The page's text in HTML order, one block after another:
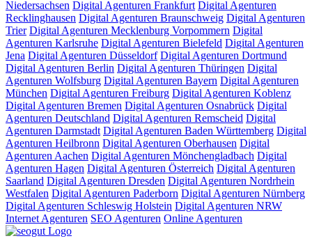
Niedersachsen Digital Agenturen Frankfurt Digital Agenturen
Recklinghausen Digital Agenturen Braunschweig Digital Agenturen
Trier Digital Agenturen Mecklenburg Vorpommern Digital
Agenturen Karlsruhe Digital Agenturen Bielefeld Digital Agenturen
Jena Digital Agenturen Düsseldorf Digital Agenturen Dortmund
Digital Agenturen Berlin Digital Agenturen Thüringen Digital
Agenturen Wolfsburg Digital Agenturen Bayern Digital Agenturen
München Digital Agenturen Freiburg Digital Agenturen Koblenz
Digital Agenturen Bremen Digital Agenturen Osnabrück Digital
Agenturen Deutschland Digital Agenturen Remscheid Digital
Agenturen Darmstadt Digital Agenturen Baden Württemberg Digital
Agenturen Heilbronn Digital Agenturen Oberhausen Digital
Agenturen Aachen Digital Agenturen Mönchengladbach Digital
Agenturen Hagen Digital Agenturen Österreich Digital Agenturen
Saarland Digital Agenturen Dresden Digital Agenturen Nordrhein
Westfalen Digital Agenturen Paderborn Digital Agenturen Nürnberg
Digital Agenturen Schleswig Holstein Digital Agenturen NRW
Internet Agenturen SEO Agenturen Online Agenturen